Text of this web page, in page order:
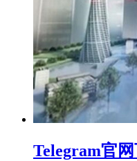
Telegram官